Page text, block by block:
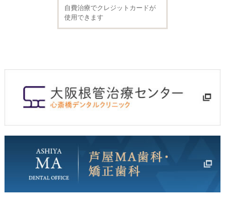
自費治療でクレジットカードが
使用できます